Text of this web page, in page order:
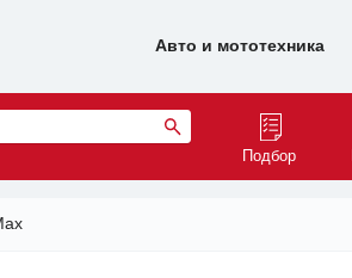
Авто и мототехника
Подбор